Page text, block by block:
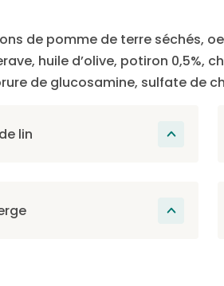
de pomme de terre séchés,
huile d’olive, potiron 0,5%,
de glucosamine, sulfate de
lin